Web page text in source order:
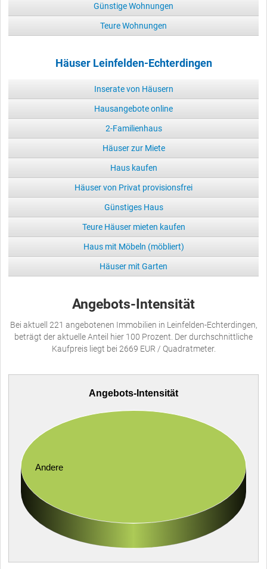
Günstige Wohnungen
Teure Wohnungen
Häuser Leinfelden-Echterdingen
Inserate von Häusern
Hausangebote online
2-Familienhaus
Häuser zur Miete
Haus kaufen
Häuser von Privat provisionsfrei
Günstiges Haus
Teure Häuser mieten kaufen
Haus mit Möbeln (möbliert)
Häuser mit Garten
Angebots-Intensität
Bei aktuell 221 angebotenen Immobilien in Leinfelden-Echterdingen,
beträgt der aktuelle Anteil hier 100 Prozent. Der durchschnittliche
Kaufpreis liegt bei 2669 EUR / Quadratmeter.
Angebots-Intensität
Andere